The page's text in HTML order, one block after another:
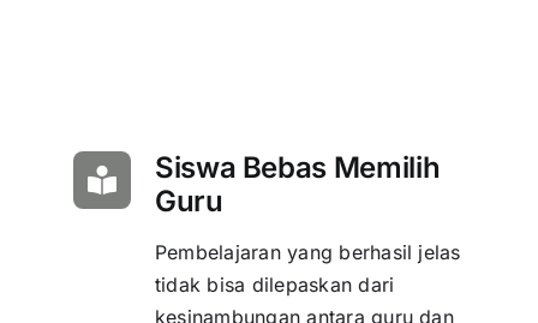
Siswa Bebas Memilih
Guru
Pembelajaran yang berhasil jelas
tidak bisa dilepaskan dari
kesinambungan antara guru dan